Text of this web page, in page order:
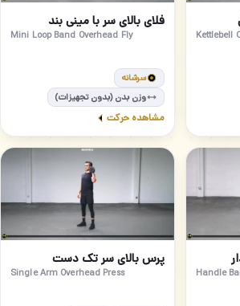
Kettlebell
50
فلای بالای سر با مینی بند
Mini Loop Band Overhead Fly
سرشانه
وزن بدن (بدون تجهیزات)
مشاهده حرکت
Handle
پرس بالای سر تک دست
Single Arm Overhead Press